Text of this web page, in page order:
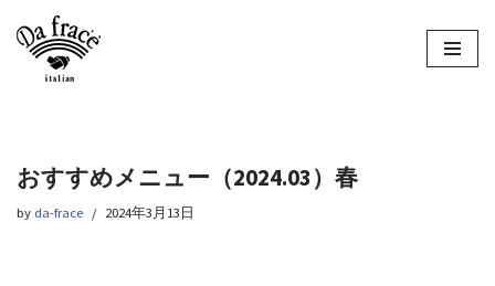
コ
へ
ス
おすすめメニュー（2024.03）春
by da-frace 2024年3月13日